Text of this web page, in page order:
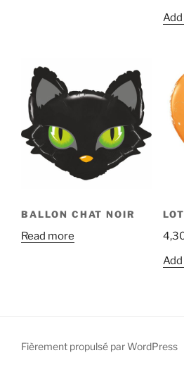
BALLON CHAT NOIR
Read more
Fièrement propulsé par WordPress